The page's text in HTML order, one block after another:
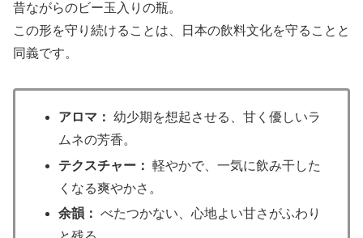
昔ながらのビー玉入りの瓶。
この形を守り続けることは、日本の飲料文化を守ることと
同義です。
アロマ： 幼少期を想起させる、甘く優しいラ
ムネの芳香。
テクスチャー： 軽やかで、一気に飲み干した
くなる爽やかさ。
余韻： べたつかない、心地よい甘さがふわり